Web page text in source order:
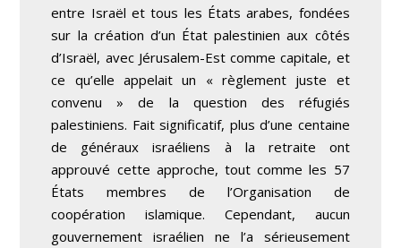
entre Israël et tous les États arabes, fondées
sur la création d’un État palestinien aux côtés
d’Israël, avec Jérusalem-Est comme capitale, et
ce qu’elle appelait un « règlement juste et
convenu » de la question des réfugiés
palestiniens. Fait significatif, plus d’une centaine
de généraux israéliens à la retraite ont
approuvé cette approche, tout comme les 57
États membres de l’Organisation de
coopération islamique. Cependant, aucun
gouvernement israélien ne l’a sérieusement